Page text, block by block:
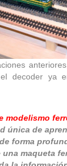
decoder ya
modelismo
única de
forma
maqueta